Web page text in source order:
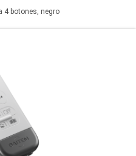
4 botones, negro